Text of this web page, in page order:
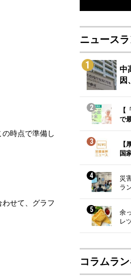
時点で準備し
せて、グラフ
ニュース
1
中
因
2
【
で
3
【
国
4
災
ラ
5
余
レ
コラムラ